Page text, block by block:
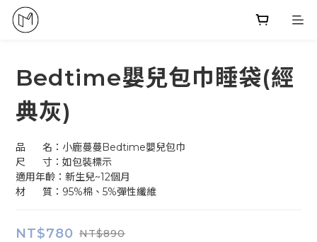
Bedtime嬰兒包巾睡袋(經
典灰)
品      名：小鹿蔓蔓Bedtime嬰兒包巾
尺      寸：如包裝標示
適用年齡：新生兒~12個月
材      質：95%棉、5%彈性纖維
NT$780 NT$890